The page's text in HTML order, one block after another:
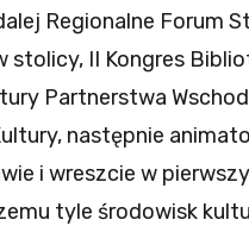
Regionalne Forum
stolicy, II Kongres
Partnerstwa
następnie
i wreszcie w
tyle środowisk